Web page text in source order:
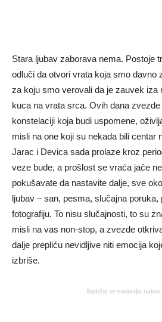
Stara ljubav zaborava nema. Postoje
odluči da otvori vrata koja smo davno
za koju smo verovali da je zauvek iza
kuca na vrata srca. Ovih dana
konstelaciji koja budi uspomene,
misli na one koji su nekada bili centar
Jarac i Devica sada prolaze kroz
veze bude, a prošlost se vraća jače
pokušavate da nastavite dalje, sve
ljubav – san, pesma, slučajna poruka,
fotografiju. To nisu slučajnosti, to su
misli na vas non-stop, a zvezde
dalje prepliću nevidljive niti emocija
izbriše.
Sadržaj se nastavlja nakon